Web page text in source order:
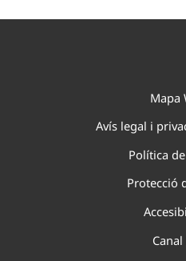
Mapa
Avís legal i
Política
Protecció
Canal